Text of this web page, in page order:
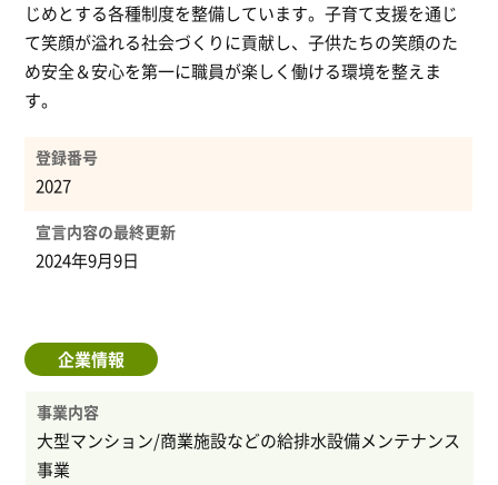
じめとする各種制度を整備しています。子育て支援を通じ
て笑顔が溢れる社会づくりに貢献し、子供たちの笑顔のた
め安全＆安心を第一に職員が楽しく働ける環境を整えま
す。
登録番号
2027
宣言内容の最終更新
2024年9月9日
企業情報
事業内容
大型マンション/商業施設などの給排水設備メンテナンス
事業